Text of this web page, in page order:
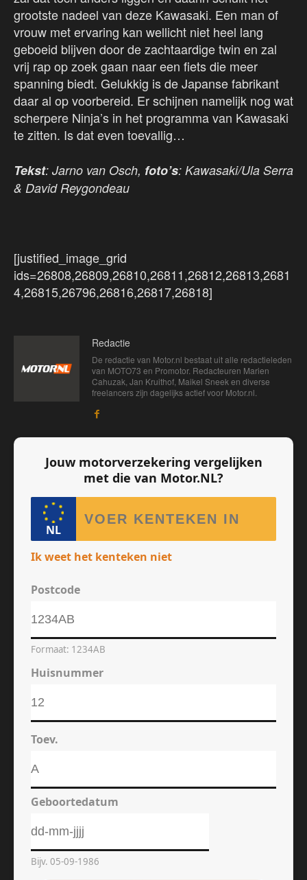
grootste nadeel van deze Kawasaki. Een man of
vrouw met ervaring kan wellicht niet heel lang
geboeid blijven door de zachtaardige twin en zal
vrij rap op zoek gaan naar een fiets die meer
spanning biedt. Gelukkig is de Japanse fabrikant
daar al op voorbereid. Er schijnen namelijk nog wat
scherpere Ninja’s in het programma van Kawasaki
te zitten. Is dat even toevallig…
Tekst: Jarno van Osch, foto’s: Kawasaki/Ula Serra
& David Reygondeau
[justified_image_grid
ids=26808,26809,26810,26811,26812,26813,2681
4,26815,26796,26816,26817,26818]
Redactie
De redactie van Motor.nl bestaat uit alle redactieleden
van MOTO73 en Promotor. Redacteuren Marien
Cahuzak, Jan Kruithof, Maikel Sneek en diverse
freelancers zijn dagelijks actief voor Motor.nl.